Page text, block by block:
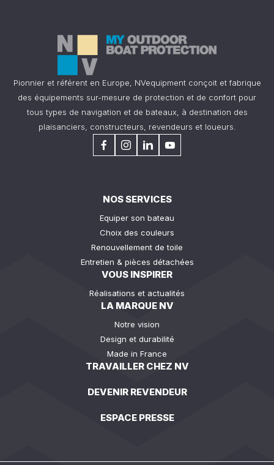
Pionnier et référent en Europe, NVequipment conçoit et fabrique
des équipements sur-mesure de protection et de confort pour
tous types de navigation et de bateaux, à destination des
plaisanciers, constructeurs, revendeurs et loueurs.
NOS SERVICES
Equiper son bateau
Choix des couleurs
Renouvellement de toile
Entretien & pièces détachées
VOUS INSPIRER
Réalisations et actualités
LA MARQUE NV
Notre vision
Design et durabilité
Made in France
TRAVAILLER CHEZ NV
DEVENIR REVENDEUR
ESPACE PRESSE